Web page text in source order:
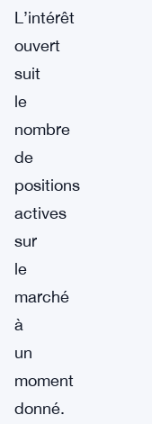
L’intérêt
ouvert
suit
le
nombre
de
positions
actives
sur
le
marché
à
un
moment
donné.